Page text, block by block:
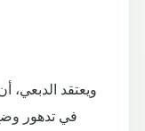
ويعتقد
في تدهور